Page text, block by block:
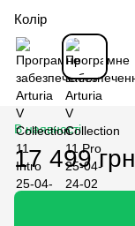
Колір
В наявності
17 499 грн